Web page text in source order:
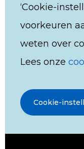
‘Cookie-
voorkeuren
weten over
Lees onze
Cookie-